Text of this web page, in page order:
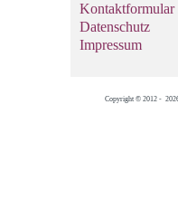
Kontaktformular
Datenschutz
Impressum
Copyright © 2012 -